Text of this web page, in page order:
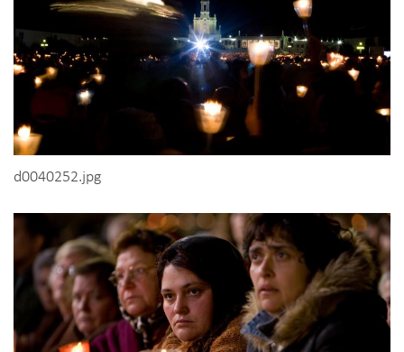
d0040252.jpg